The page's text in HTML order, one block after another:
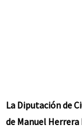
La Diputación de
de Manuel Herrera